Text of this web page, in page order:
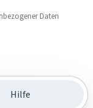
Hilfe
Daten